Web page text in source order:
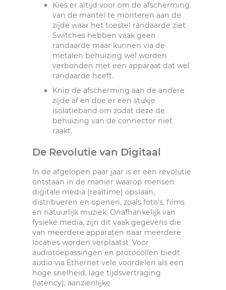
Kies er altijd voor om de afscherming
van de mantel te monteren aan de
zijde waar het toestel randaarde ziet.
Switches hebben vaak geen
randaarde maar kunnen via de
metalen behuizing wel worden
verbonden met een apparaat dat wel
randaarde heeft.
Knip de afscherming aan de andere
zijde af en doe er een stukje
isolatieband om zodat deze de
behuizing van de connector niet
raakt.
De Revolutie van Digitaal
In de afgelopen paar jaar is er een revolutie
ontstaan in de manier waarop mensen
digitale media (realtime) opslaan,
distribueren en openen, zoals foto's, films
en natuurlijk muziek. Onafhankelijk van
fysieke media, zijn dit vaak gegevens die
van meerdere apparaten naar meerdere
locaties worden verplaatst. Voor
audiotoepassingen en protocollen biedt
audio via Ethernet vele voordelen als een
hoge snelheid, lage tijdsvertraging
(latency), aanzienlijke